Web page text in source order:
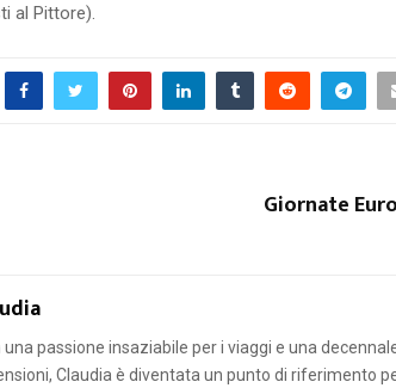
al Pittore).
Giornate
una passione insaziabile per i viaggi e una
Claudia è diventata un punto di riferimento